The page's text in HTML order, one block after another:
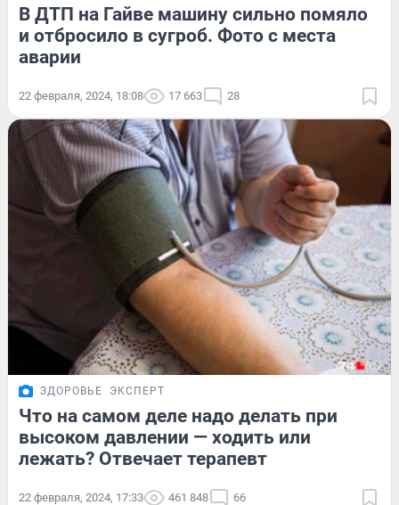
В ДТП на Гайве машину сильно помяло
и отбросило в сугроб. Фото с места
аварии
22 февраля, 2024, 18:08 17 663 28
ЗДОРОВЬЕ ЭКСПЕРТ
Что на самом деле надо делать при
высоком давлении — ходить или
лежать? Отвечает терапевт
22 февраля, 2024, 17:33 461 848 66